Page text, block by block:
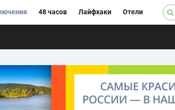
48 часов Лайфхаки Отели